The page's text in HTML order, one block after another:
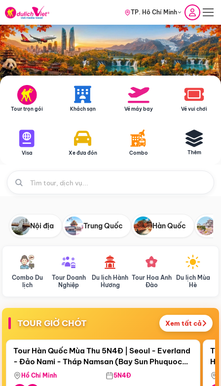
TP. Hồ Chí Minh
Tour trọn gói Khách sạn Vé máy bay Vé vui chơi
Visa Xe đưa đón Combo Thêm
Nội địa Trung Quốc Hàn Quốc
Combo Du
lịch
Tour Doanh
Nghiệp
Du lịch Hành
Hương
Tour Hoa Anh
Đào
Du lịch Mùa
Hè
TOUR GIỜ CHÓT Xem tất cả
Còn18 ngày 19:15:09
Bay Sun Phuquoc Airways
Điểm nổi bật
Tour Hàn Quốc Mùa Thu 5N4Đ | Seoul - Everland
- Đảo Nami - Tháp Namsan (Bay Sun Phuquoc
Airways)
Hồ Chí Minh 5N4Đ